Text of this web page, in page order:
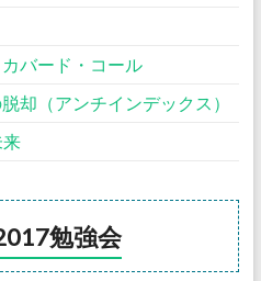
バード・コール
却（アンチインデックス）
勉強会